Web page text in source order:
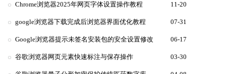
Chrome浏览器2025年网页字体设置操作教程 11-20
google浏览器下载完成后浏览器界面优化教程 07-31
Google浏览器提示未签名安装包的安全设置修改 06-17
谷歌浏览器网页元素快速标注与保存操作 03-30